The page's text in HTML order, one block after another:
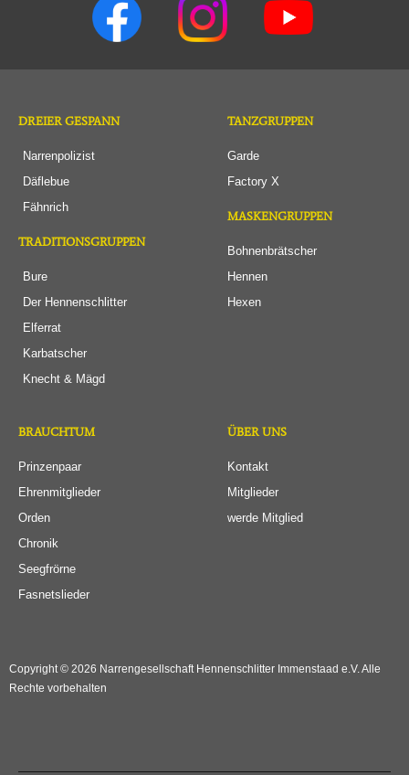
DREIER GESPANN
Narrenpolizist
Däflebue
Fähnrich
TRADITIONSGRUPPEN
Bure
Der Hennenschlitter
Elferrat
Karbatscher
Knecht & Mägd
TANZGRUPPEN
Garde
Factory X
MASKENGRUPPEN
Bohnenbrätscher
Hennen
Hexen
BRAUCHTUM
Prinzenpaar
Ehrenmitglieder
Orden
Chronik
Seegfrörne
Fasnetslieder
ÜBER UNS
Kontakt
Mitglieder
werde Mitglied
Copyright © 2026 Narrengesellschaft Hennenschlitter Immenstaad e.V. Alle
Rechte vorbehalten